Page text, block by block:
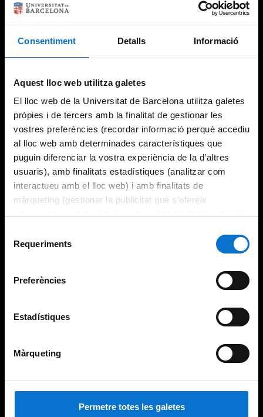
Consentiment Detalls Informació
Aquest lloc web utilitza galetes
El lloc web de la Universitat de Barcelona utilitza galetes
pròpies i de tercers amb la finalitat de gestionar les
vostres preferències (recordar informació perquè accediu
al lloc web amb determinades característiques que
puguin diferenciar la vostra experiència de la d’altres
usuaris), amb finalitats estadístiques (analitzar com
interactueu amb el lloc web) i amb finalitats de
màrqueting (gestionar la publicitat que s’ofereix
consultar laPolítica de galetes del lloc web de la
Requeriments
Preferències
Estadístiques
Màrqueting
Permetre totes les galetes